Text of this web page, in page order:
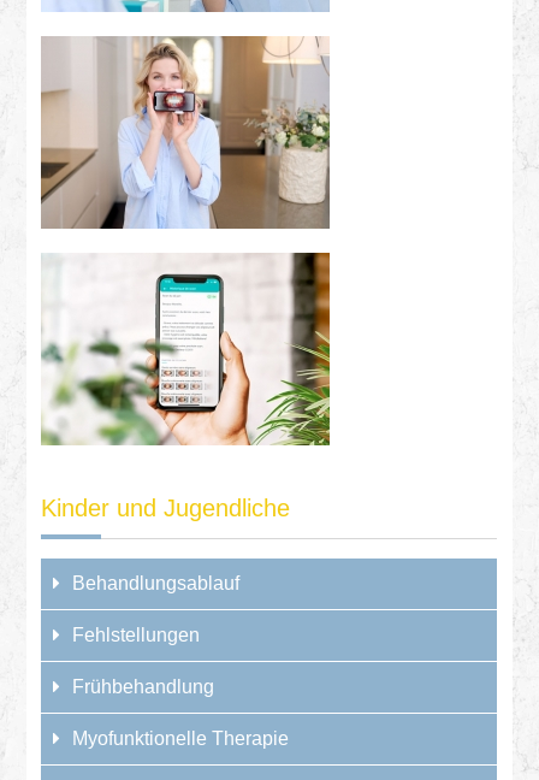
Kinder und Jugendliche
Behandlungsablauf
Fehlstellungen
Frühbehandlung
Myofunktionelle Therapie